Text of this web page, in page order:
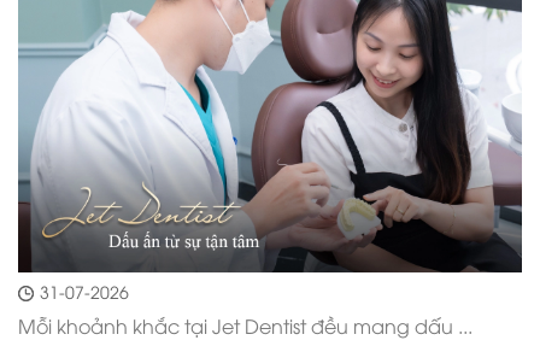
31-07-2026
Mỗi khoảnh khắc tại Jet Dentist đều mang dấu ...